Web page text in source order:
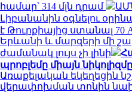
համար՝ 314 մլն դրամ
Լիբանանին օգնելու
է Թուրքիայից ստանալ 70
Երևանի և մարզերի մի
ժամանակ լույս չի լինի
պրոբլեմը միայն
Առաքելական եկեղեցին
վերափոխման տոնին